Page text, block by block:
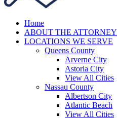
Home
ABOUT THE ATTORNEY
LOCATIONS WE SERVE
Queens County
Arverne City
Astoria City
View All Cities
Nassau County
Albertson City
Atlantic Beach
View All Cities